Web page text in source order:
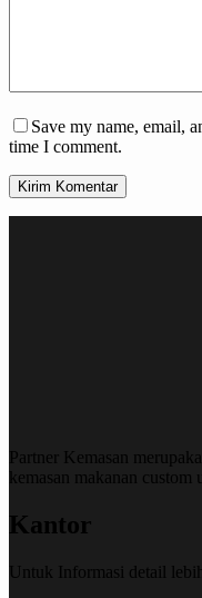
Save my name, email,
time I comment.
Kirim Komentar
Partner Kemasan
kemasan makanan
Kantor
Untuk Informasi detail